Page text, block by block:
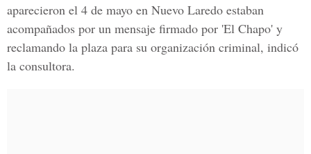
aparecieron el 4 de mayo en Nuevo Laredo estaban
acompañados por un mensaje firmado por 'El Chapo' y
reclamando la plaza para su organización criminal, indicó
la consultora.